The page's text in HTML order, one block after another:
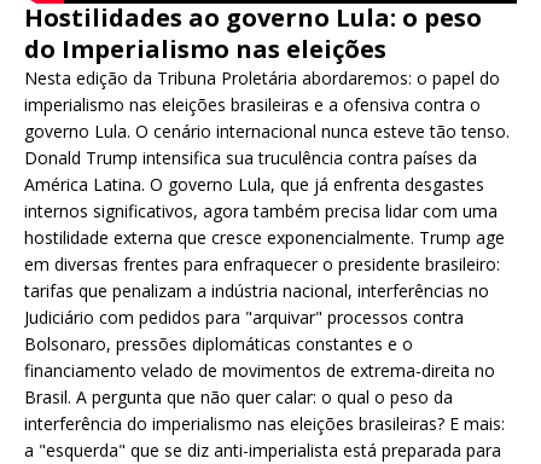
Hostilidades ao governo Lula: o peso
do Imperialismo nas eleições
Nesta edição da Tribuna Proletária abordaremos: o papel do
imperialismo nas eleições brasileiras e a ofensiva contra o
governo Lula. O cenário internacional nunca esteve tão tenso.
Donald Trump intensifica sua truculência contra países da
América Latina. O governo Lula, que já enfrenta desgastes
internos significativos, agora também precisa lidar com uma
hostilidade externa que cresce exponencialmente. Trump age
em diversas frentes para enfraquecer o presidente brasileiro:
tarifas que penalizam a indústria nacional, interferências no
Judiciário com pedidos para "arquivar" processos contra
Bolsonaro, pressões diplomáticas constantes e o
financiamento velado de movimentos de extrema-direita no
Brasil. A pergunta que não quer calar: o qual o peso da
interferência do imperialismo nas eleições brasileiras? E mais:
a "esquerda" que se diz anti-imperialista está preparada para